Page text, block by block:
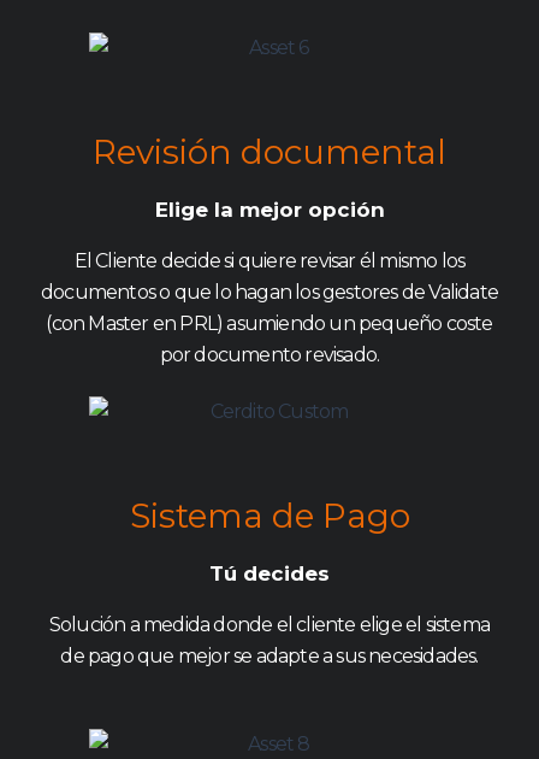
Revisión documental
Elige la mejor opción
El Cliente decide si quiere revisar él mismo los
documentos o que lo hagan los gestores de Validate
(con Master en PRL) asumiendo un pequeño coste
por documento revisado.
Sistema de Pago
Tú decides
Solución a medida donde el cliente elige el sistema
de pago que mejor se adapte a sus necesidades.